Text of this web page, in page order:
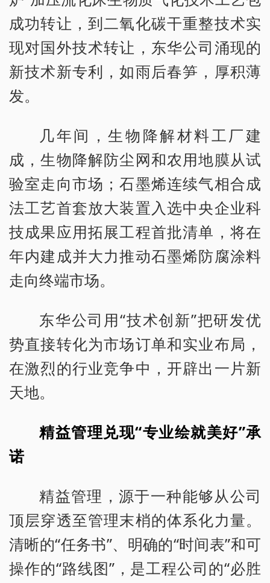
成功转让，到二氧化碳干重整技术实
现对国外技术转让，东华公司涌现的
新技术新专利，如雨后春笋，厚积薄
发。
几年间，生物降解材料工厂建
成，生物降解防尘网和农用地膜从试
验室走向市场；石墨烯连续气相合成
法工艺首套放大装置入选中央企业科
技成果应用拓展工程首批清单，将在
年内建成并大力推动石墨烯防腐涂料
走向终端市场。
东华公司用“技术创新”把研发优
势直接转化为市场订单和实业布局，
在激烈的行业竞争中，开辟出一片新
天地。
精益管理兑现“专业绘就美好”承
诺
精益管理，源于一种能够从公司
顶层穿透至管理末梢的体系化力量。
清晰的“任务书”、明确的“时间表”和可
操作的“路线图”，是工程公司的“必胜